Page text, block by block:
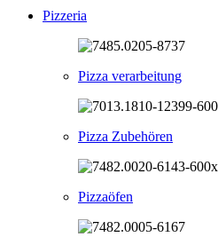
Pizzeria
Pizza verarbeitung
Pizza Zubehören
Pizzaöfen